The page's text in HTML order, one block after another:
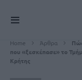
Home Άρθρα
που «ξεσκέπασε» το
Κρήτης